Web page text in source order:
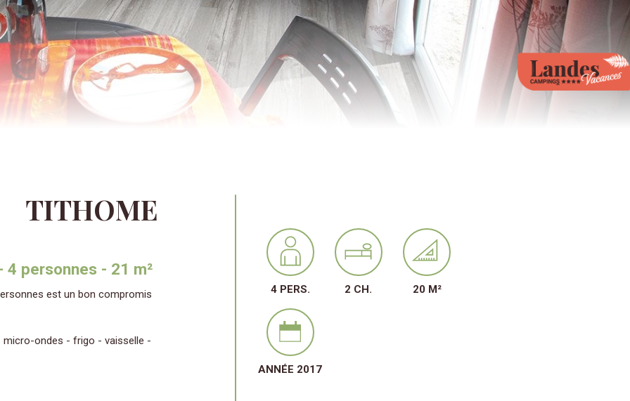
TITHOME
personnes - 21 m²
est un bon compromis
micro-ondes - frigo - vaisselle -
4 PERS. 2 CH. 20 M²
ANNÉE 2017